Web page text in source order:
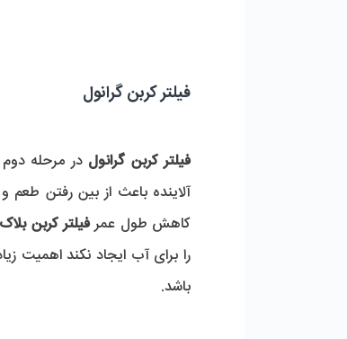
فیلتر کربن گرانول
فیلتر کربن گرانول در مرحله
آلاینده باعث از بین رفتن
کاهش طول عمرفیلتر کربن
باشد.